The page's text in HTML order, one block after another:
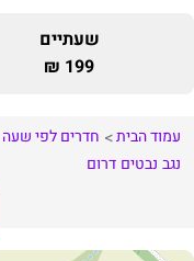
שעתיים
199 ₪
עמוד הבית
חדרים לפי שעה
נגב נבטים דרום